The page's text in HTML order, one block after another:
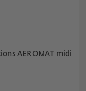
AEROMAT midi